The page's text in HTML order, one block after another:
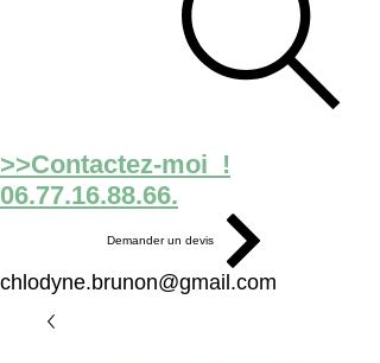
>>Contactez-moi !
06.77.16.88.66.
Demander un devis
chlodyne.brunon@gmail.com